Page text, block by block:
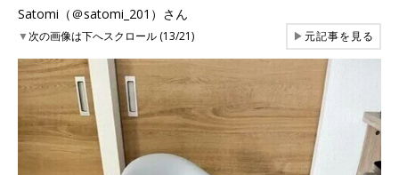
Satomi（＠satomi_201）さん
▼次の画像は下へスクロール (13/21) ▶元記事を見る